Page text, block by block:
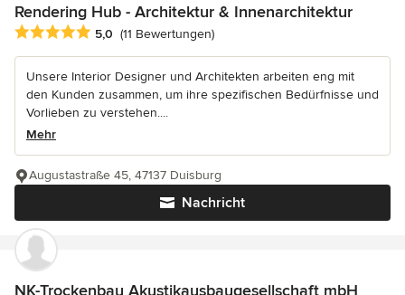
Rendering Hub - Architektur & Innenarchitektur
Durchschnittliche Bewertung: 5 von 5 Sternen
5,0 (11 Bewertungen)
Unsere Interior Designer und Architekten arbeiten eng mit
den Kunden zusammen, um ihre spezifischen Bedürfnisse und
Vorlieben zu verstehen....
Mehr
Nachricht
Augustastraße 45, 47137 Duisburg
NK-Trockenbau Akustikausbaugesellschaft mbH